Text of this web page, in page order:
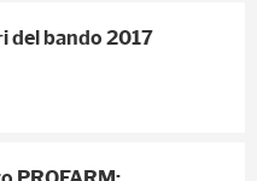
del bando 2017